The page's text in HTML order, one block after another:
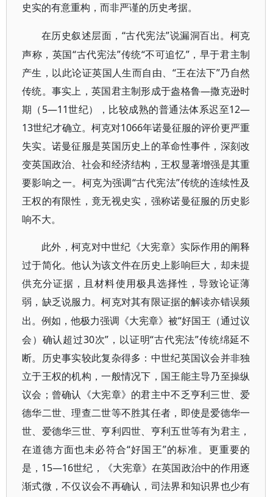
史实的有意重构，而非严谨的历史考据。
在历史叙述层面， “古代宪法”说漏洞百出。柯克
声称，英国“古代宪法”传统“不可追忆”，早于君主制
产生，以此论证英国人生而自由、“王在法下”乃自然
传统。事实上，英国君主制形成于盎格鲁—撒克逊时
期（5—11世纪），比较成熟的普通法体系迟至12—
13世纪才确立。柯克对1066年诺曼征服的评价更严重
失实。诺曼征服是英国历史上的革命性事件，深刻改
变英国政治、社会和经济结构，王权显著增强是其重
要影响之一。柯克为强调“古代宪法”传统的连续性及
王权的有限性，竟无视史实，强称诺曼征服的历史影
响不大。
此外，柯克对中世纪《大宪章》实际作用的阐释
过于简化。他认为该文件在历史上影响巨大，却未提
供充分证据，且材料使用极具选择性，导致论证薄
弱，缺乏说服力。柯克对其有限证据的解读亦错误频
出。例如，他极力强调《大宪章》被“好国王（通过议
会）确认超过30次”，以证明“古代宪法”传统绵延不
断。历史事实较此复杂得多：中世纪英国议会并非独
立于王权的机构，一般情况下，国王能主导乃至操纵
议会；曾确认《大宪章》的君主中不乏亨利三世、爱
德华二世、理查二世等不胜其任者，即使是爱德华一
世、爱德华三世、亨利四世、亨利五世等有为君主，
在道德方面也未必符合“好国王”的标准。更重要的
是，15—16世纪，《大宪章》在英国政治中的作用逐
渐式微，不仅议会不再确认，司法界和知识界也少有